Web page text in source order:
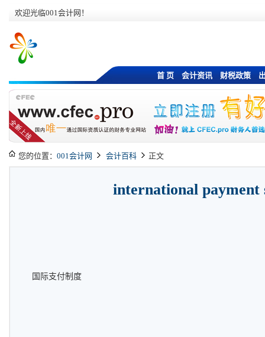
欢迎光临001会计网！
首 页 会计资讯 财税政策
您的位置： 001会计网 会计百科 正文
international payment
国际支付制度